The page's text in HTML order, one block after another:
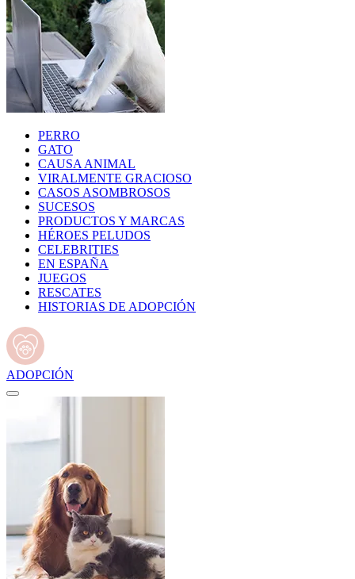
PERRO
GATO
CAUSA ANIMAL
VIRALMENTE GRACIOSO
CASOS ASOMBROSOS
SUCESOS
PRODUCTOS Y MARCAS
HÉROES PELUDOS
CELEBRITIES
EN ESPAÑA
JUEGOS
RESCATES
HISTORIAS DE ADOPCIÓN
ADOPCIÓN